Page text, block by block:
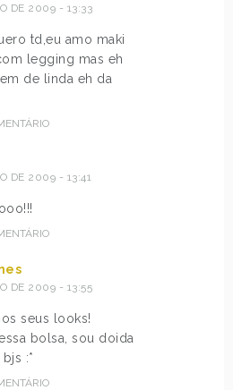
DE 2009 - 13:33
td,eu amo maki
legging mas eh
de linda eh da
DE 2009 - 13:41
DE 2009 - 13:55
seus looks!
bolsa, sou doida
:*